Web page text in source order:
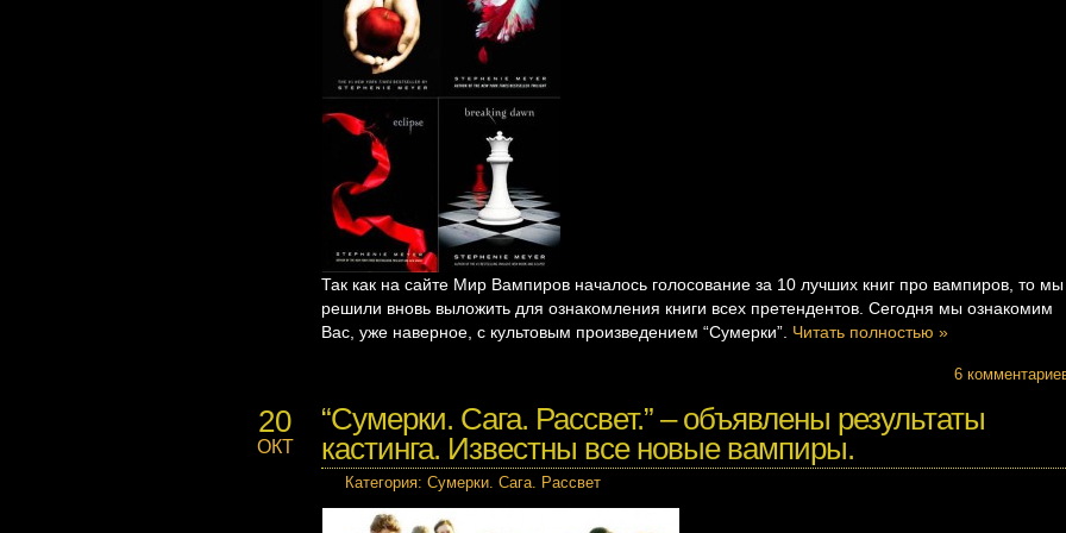
Так как на сайте Мир Вампиров началось голосование за 10 лучших книг про вампиров, то мы
решили вновь выложить для ознакомления книги всех претендентов. Сегодня мы ознакомим
Вас, уже наверное, с культовым произведением “Сумерки”. Читать полностью »
6
20
ОКТ
“Сумерки. Сага. Рассвет.” – объявлены результаты
кастинга. Известны все новые вампиры.
Категория: Сумерки. Сага. Рассвет